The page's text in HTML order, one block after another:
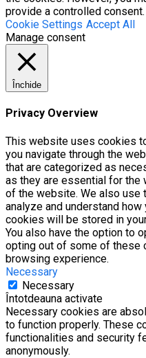
provide a controlled consent.
Cookie Settings Accept All
Manage consent
Închide
Privacy Overview
This website uses cookies
you navigate through the
that are categorized as
as they are essential for
of the website. We also use
analyze and understand
cookies will be stored in
You also have the option to
opting out of some of these
browsing experience.
Necessary
Necessary
Întotdeauna activate
Necessary cookies are
to function properly. These
functionalities and security
anonymously.